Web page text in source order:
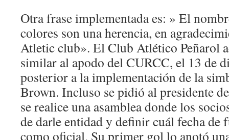
Otra frase implementada es: » El
colores son una herencia, en
Atletic club». El Club Atlético Peñarol
similar al apodo del CURCC, el 13 de
posterior a la implementación de la
Brown. Incluso se pidió al presidente
se realice una asamblea donde los
de darle entidad y definir cuál fecha de
como oficial. Su primer gol lo anotó